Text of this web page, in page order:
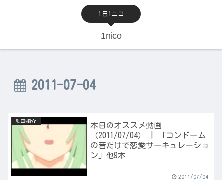
1日1ニコ
1nico
2011-07-04
動画紹介
本日のオススメ動画
（2011/07/04） | 「コンドーム
の音だけで恋愛サーキュレーショ
ン」他9本
2011/07/04